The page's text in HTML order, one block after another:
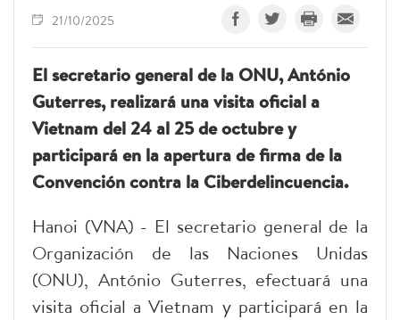
21/10/2025
El secretario general de la ONU, António
Guterres, realizará una visita oficial a
Vietnam del 24 al 25 de octubre y
participará en la apertura de firma de la
Convención contra la Ciberdelincuencia.
Hanoi (VNA) - El secretario general de la
Organización de las Naciones Unidas
(ONU), António Guterres, efectuará una
visita oficial a Vietnam y participará en la